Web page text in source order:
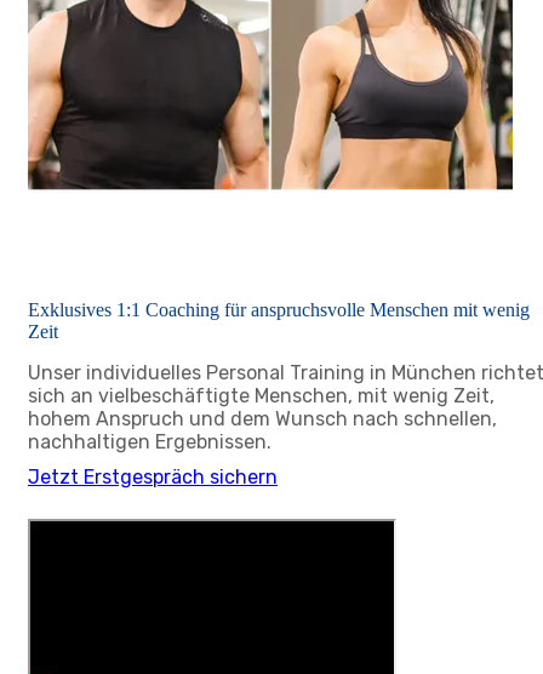
Exklusives 1:1 Coaching für anspruchsvolle Menschen mit wenig
Zeit
Unser individuelles Personal Training in München richtet
sich an vielbeschäftigte Menschen, mit wenig Zeit,
hohem Anspruch und dem Wunsch nach schnellen,
nachhaltigen Ergebnissen.
Jetzt Erstgespräch sichern